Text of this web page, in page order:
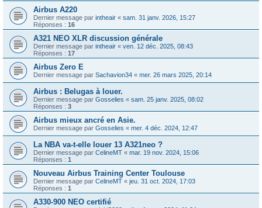
Airbus A220
Dernier message par intheair « sam. 31 janv. 2026, 15:27
Réponses : 16
A321 NEO XLR discussion générale
Dernier message par intheair « ven. 12 déc. 2025, 08:43
Réponses : 17
Airbus Zero E
Dernier message par Sachavion34 « mer. 26 mars 2025, 20:14
Airbus : Belugas à louer.
Dernier message par Gosselies « sam. 25 janv. 2025, 08:02
Réponses : 3
Airbus mieux ancré en Asie.
Dernier message par Gosselies « mer. 4 déc. 2024, 12:47
La NBA va-t-elle louer 13 A321neo ?
Dernier message par CelineMT « mar. 19 nov. 2024, 15:06
Réponses : 1
Nouveau Airbus Training Center Toulouse
Dernier message par CelineMT « jeu. 31 oct. 2024, 17:03
Réponses : 1
A330-900 NEO certifié